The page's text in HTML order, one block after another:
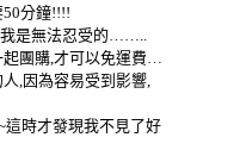
50分鐘!!!!
是無法忍受的……..
團購,才可以免運費…
,因為容易受到影響,
這時才發現我不見了好